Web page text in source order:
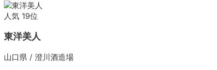
人気 19位
東洋美人
山口県 / 澄川酒造場